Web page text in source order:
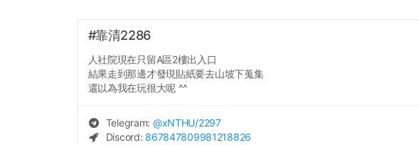
#靠清2286
人社院現在只留A區2樓出入口
結果走到那邊才發現貼紙要去山坡下蒐集
還以為我在玩很大呢 ^^
Telegram: @xNTHU/2297
Discord: 867847809981218826